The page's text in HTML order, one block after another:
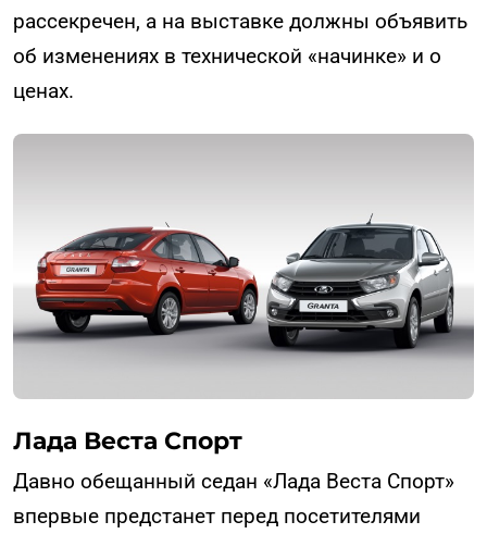
рассекречен, а на выставке должны объявить
об изменениях в технической «начинке» и о
ценах.
Лада Веста Спорт
Давно обещанный седан «Лада Веста Спорт»
впервые предстанет перед посетителями